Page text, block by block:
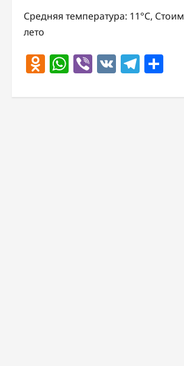
Средняя температура: 11°C,
лето
Odnoklassniki
WhatsApp
Viber
VK